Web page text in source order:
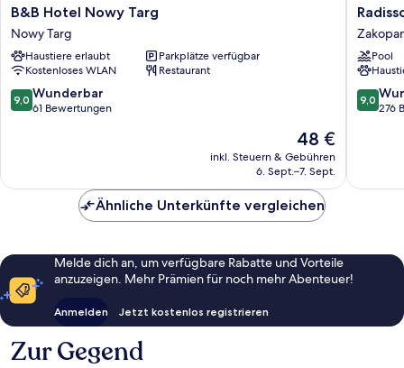
B&B
Hotel
Nowy
Targ
Nowy
Targ
B&B Hotel Nowy Targ
Nowy Targ
Haustiere erlaubt
Parkplätze verfügbar
Kostenloses WLAN
Restaurant
9.0
von
9,0 Wunderbar
61 Bewertungen
Der
Preis
beträgt
48 €
inkl. Steuern & Gebühren
6. Sept.–7. Sept.
Blu
Hotel
& Pool
9.0
von
9,0
276
Ähnliche Unterkünfte vergleichen
Melde dich an, um verfügbare Rabatte und Vorteile
anzuzeigen. Mehr Prämien für noch mehr Abenteuer!
Anmelden Jetzt kostenlos registrieren
Zur Gegend